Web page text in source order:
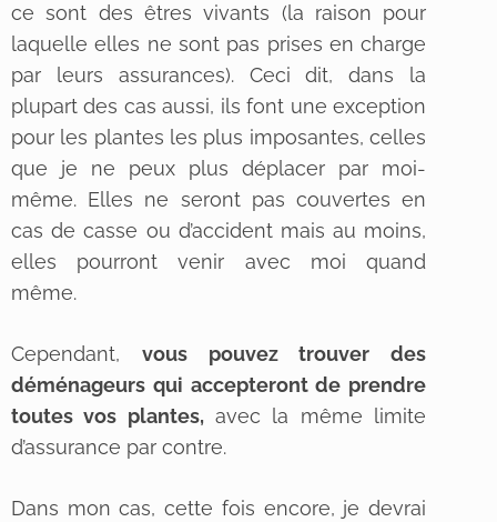
ce sont des êtres vivants (la raison pour
laquelle elles ne sont pas prises en charge
par leurs assurances). Ceci dit, dans la
plupart des cas aussi, ils font une exception
pour les plantes les plus imposantes, celles
que je ne peux plus déplacer par moi-
même. Elles ne seront pas couvertes en
cas de casse ou d’accident mais au moins,
elles pourront venir avec moi quand
même.
Cependant, vous pouvez trouver des
déménageurs qui accepteront de prendre
toutes vos plantes,avec la même limite
d’assurance par contre.
Dans mon cas, cette fois encore, je devrai